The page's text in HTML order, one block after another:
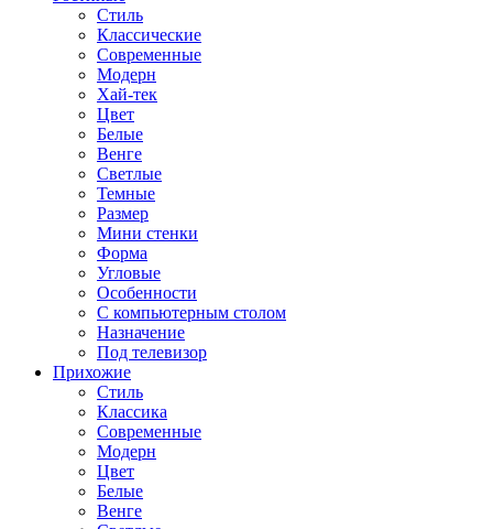
Стиль
Классические
Современные
Модерн
Хай-тек
Цвет
Белые
Венге
Светлые
Темные
Размер
Мини стенки
Форма
Угловые
Особенности
С компьютерным столом
Назначение
Под телевизор
Прихожие
Стиль
Классика
Современные
Модерн
Цвет
Белые
Венге